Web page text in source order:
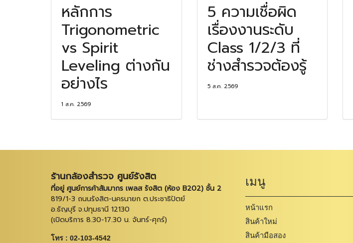
หลักการ
Trigonometric
vs Spirit
Leveling ต่างกัน
อย่างไร
1 ส.ค. 2569
5 ความเชื่อผิด
เรื่องงานระดับ
Class 1/2/3 ที่
ช่างสำรวจต้องรู้
5 ส.ค. 2569
ร้านกล้องสำรวจ ศูนย์รังสิต
ที่อยู่ ศูนย์การค้าสัมมากร เพลส รังสิต (ห้อง B202) ชั้น 2
819/1-3 ถนนรังสิต-นครนายก ต.ประชาธิปัตย์
อ.ธัญบุรี จ.ปทุมธานี 12130
(เปิดบริการ 8.30-17.30 น. จันทร์-ศุกร์)
โทร : 02-103-4542
เมนู
หน้าแรก
สินค้าใหม่
สินค้ามือสอง